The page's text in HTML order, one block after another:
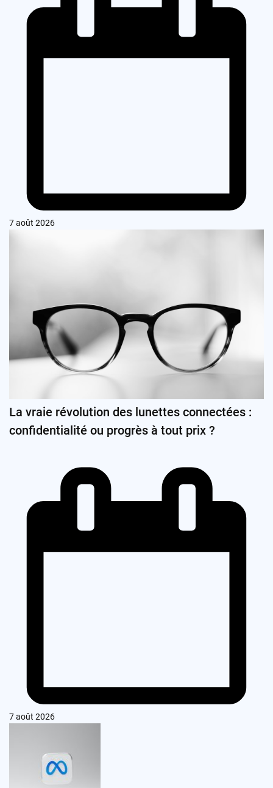
7 août 2026
La vraie révolution des lunettes connectées :
confidentialité ou progrès à tout prix ?
7 août 2026